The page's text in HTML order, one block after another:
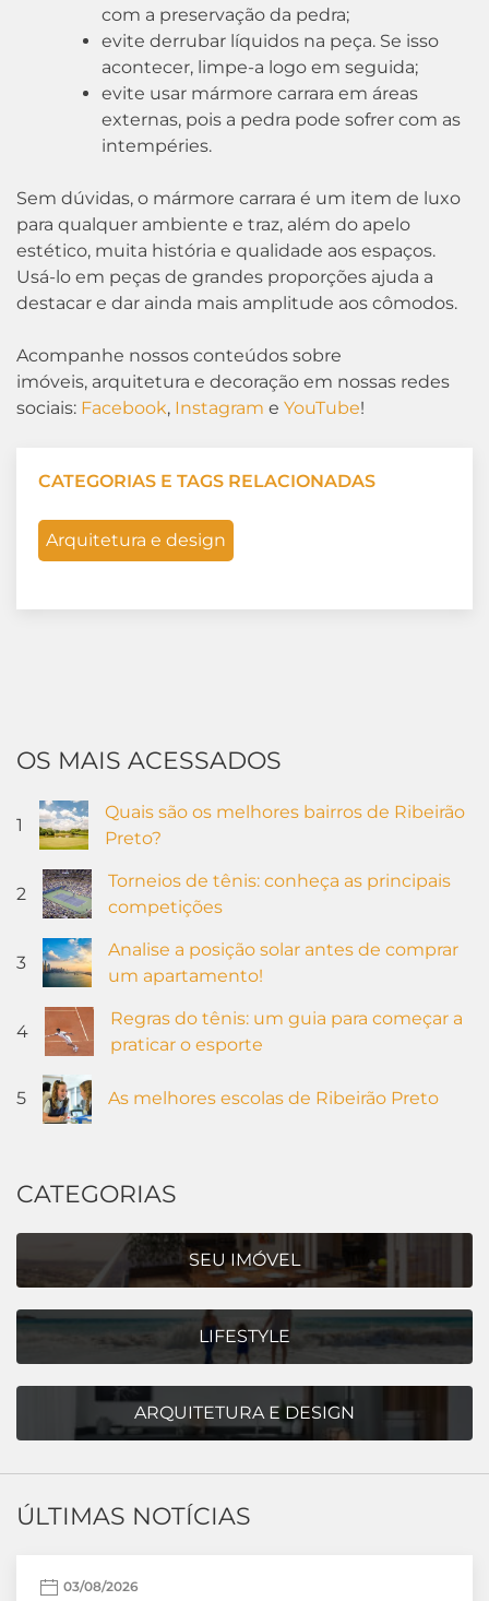
com a preservação da pedra;
evite derrubar líquidos na peça. Se isso
acontecer, limpe-a logo em seguida;
evite usar mármore carrara em áreas
externas, pois a pedra pode sofrer com as
intempéries.
Sem dúvidas, o mármore carrara é um item de luxo
para qualquer ambiente e traz, além do apelo
estético, muita história e qualidade aos espaços.
Usá-lo em peças de grandes proporções ajuda a
destacar e dar ainda mais amplitude aos cômodos.
Acompanhe nossos conteúdos sobre
imóveis, arquitetura e decoração em nossas redes
sociais: Facebook, Instagram e YouTube!
CATEGORIAS E TAGS RELACIONADAS
Arquitetura e design
OS MAIS ACESSADOS
1
Quais são os melhores bairros de Ribeirão
Preto?
2
Torneios de tênis: conheça as principais
competições
3
Analise a posição solar antes de comprar
um apartamento!
4
Regras do tênis: um guia para começar a
praticar o esporte
5 As melhores escolas de Ribeirão Preto
CATEGORIAS
SEU IMÓVEL
LIFESTYLE
ARQUITETURA E DESIGN
ÚLTIMAS NOTÍCIAS
03/08/2026